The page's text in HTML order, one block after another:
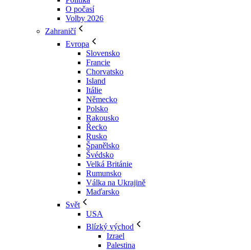
O počasí
Volby 2026
Zahraničí
Evropa
Slovensko
Francie
Chorvatsko
Island
Itálie
Německo
Polsko
Rakousko
Řecko
Rusko
Španělsko
Švédsko
Velká Británie
Rumunsko
Válka na Ukrajině
Maďarsko
Svět
USA
Blízký východ
Izrael
Palestina